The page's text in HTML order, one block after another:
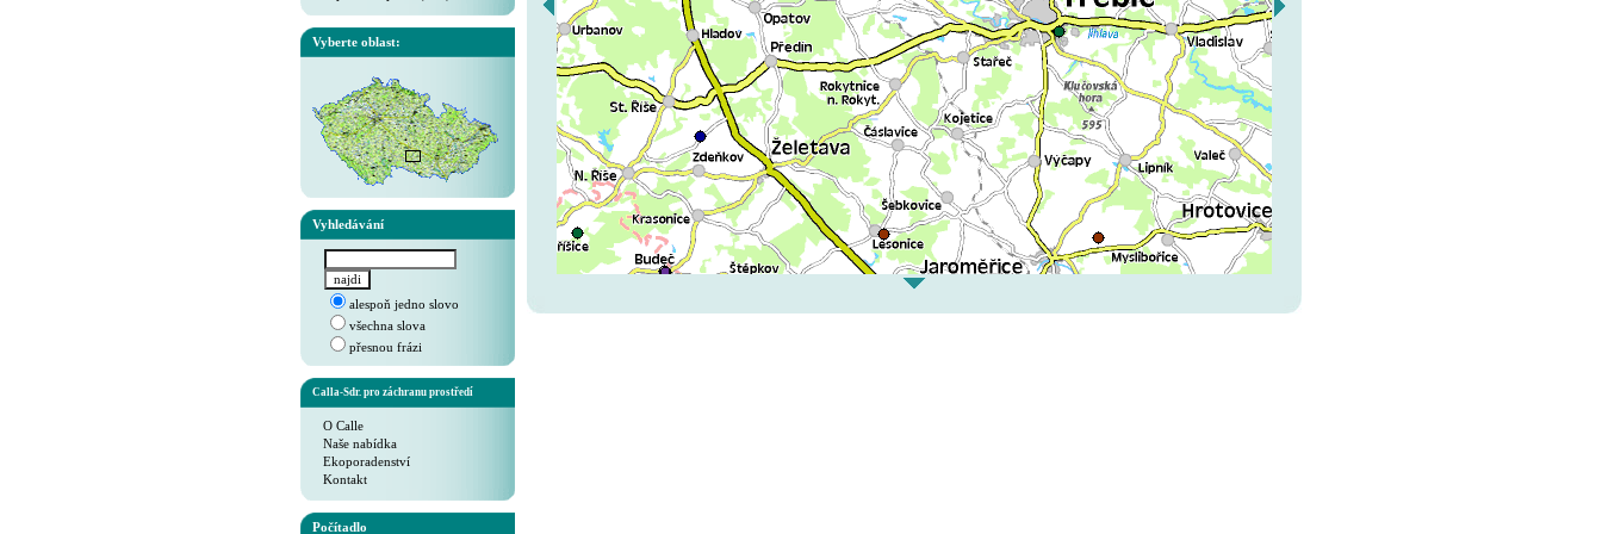
Vyberte oblast:
Vyhledávání
alespoň jedno slovo
všechna slova
přesnou frázi
Calla-Sdr. pro záchranu prostředí
O Calle
Naše nabídka
Ekoporadenství
Kontakt
Počítadlo